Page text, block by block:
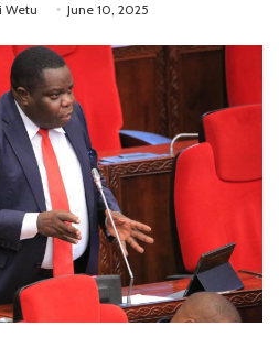
Wetu June 10, 2025